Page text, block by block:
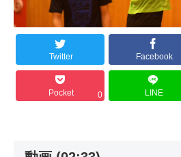
Twitter Facebook
Pocket 0 LINE